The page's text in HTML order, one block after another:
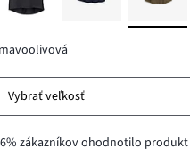
Vybrať veľkosť
zákazníkov ohodnotilo